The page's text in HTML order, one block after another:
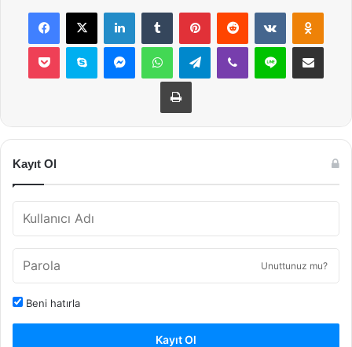
Facebook
X LinkedInTumblr PinterestReddit VKontakte
Pocket Skype MessengerWhatsAppTelegramViber Line E-Posta ile
Yazdır
Kayıt Ol
Unuttunuz mu?
Beni hatırla
Kayıt Ol